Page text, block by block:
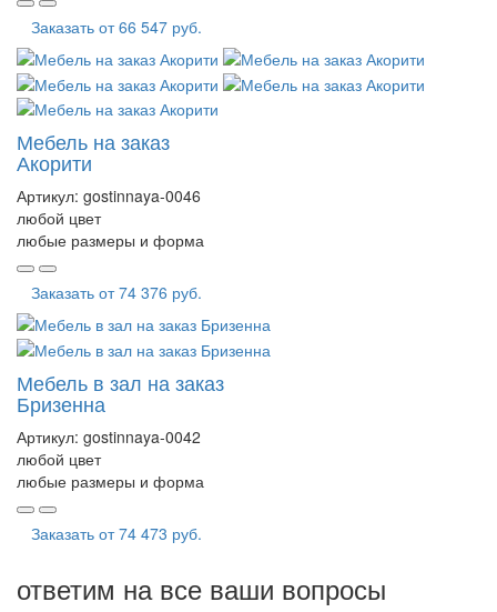
Заказать от66 547 руб.
Мебель на заказ
Акорити
Артикул: gostinnaya-0046
любой цвет
любые размеры и форма
Заказать от74 376 руб.
Мебель в зал на заказ
Бризенна
Артикул: gostinnaya-0042
любой цвет
любые размеры и форма
Заказать от74 473 руб.
ответим на все ваши вопросы